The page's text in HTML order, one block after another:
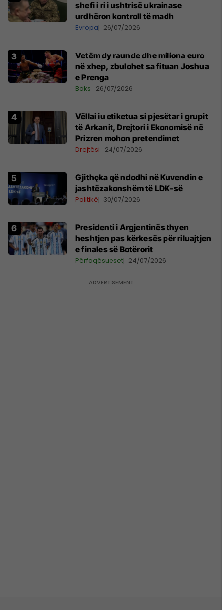
shefi i ri i ushtrisë ukrainase
urdhëron kontroll të madh
Evropa 26/07/2026
Vetëm dy raunde dhe miliona euro
në xhep, zbulohet sa fituan Joshua
e Prenga
Boks 26/07/2026
Vëllai iu etiketua si pjesëtar i grupit
të Arkanit, Drejtori i Ekonomisë në
Prizren mohon pretendimet
Drejtësi 24/07/2026
Gjithçka që ndodhi në Kuvendin e
jashtëzakonshëm të LDK-së
Politikë 30/07/2026
Presidenti i Argjentinës thyen
heshtjen pas kërkesës për riluajtjen
e finales së Botërorit
Përfaqësueset 24/07/2026